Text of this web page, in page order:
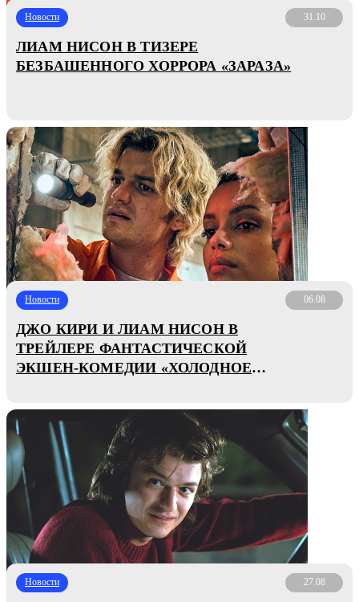
Новости 31.10
ЛИАМ НИСОН В ТИЗЕРЕ
БЕЗБАШЕННОГО ХОРРОРА «ЗАРАЗА»
Новости 06.08
ДЖО КИРИ И ЛИАМ НИСОН В
ТРЕЙЛЕРЕ ФАНТАСТИЧЕСКОЙ
ЭКШЕН-КОМЕДИИ «ХОЛОДНОЕ
Новости 27.08